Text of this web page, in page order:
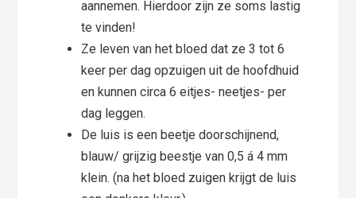
aannemen. Hierdoor zijn ze soms lastig
te vinden!
Ze leven van het bloed dat ze 3 tot 6
keer per dag opzuigen uit de hoofdhuid
en kunnen circa 6 eitjes- neetjes- per
dag leggen.
De luis is een beetje doorschijnend,
blauw/ grijzig beestje van 0,5 á 4 mm
klein. (na het bloed zuigen krijgt de luis